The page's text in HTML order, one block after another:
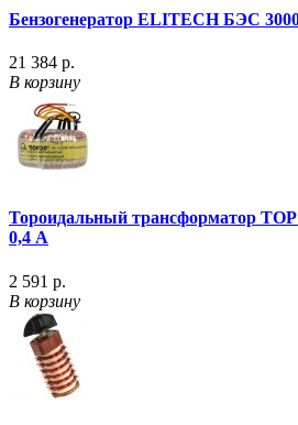
Бензогенератор ELITECH БЭС
21 384 р.
В корзину
Тороидальный трансформатор
0,4 А
2 591 р.
В корзину